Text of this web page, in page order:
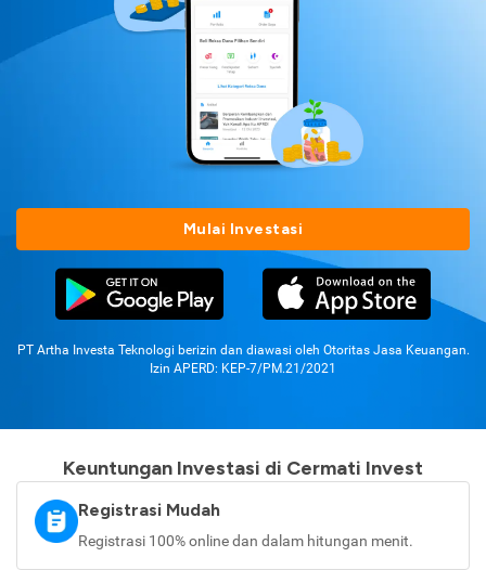
Mulai Investasi
PT Artha Investa Teknologi berizin dan diawasi oleh Otoritas Jasa Keuangan.
Izin APERD: KEP-7/PM.21/2021
Keuntungan Investasi di Cermati Invest
Registrasi Mudah
Registrasi 100% online dan dalam hitungan menit.